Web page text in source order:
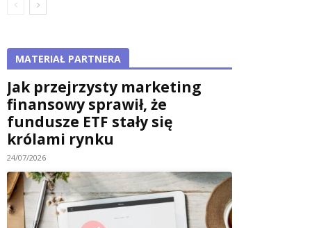
MATERIAŁ PARTNERA
Jak przejrzysty marketing
finansowy sprawił, że
fundusze ETF stały się
królami rynku
24/07/2026